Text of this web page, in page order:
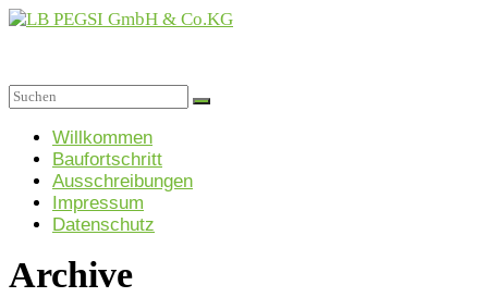
Zum
LB
PEGSI
GmbH
Co.KG
für
Menü Willkommen
Baufortschritt
Ausschreibungen
Impressum
Datenschutz
Archive